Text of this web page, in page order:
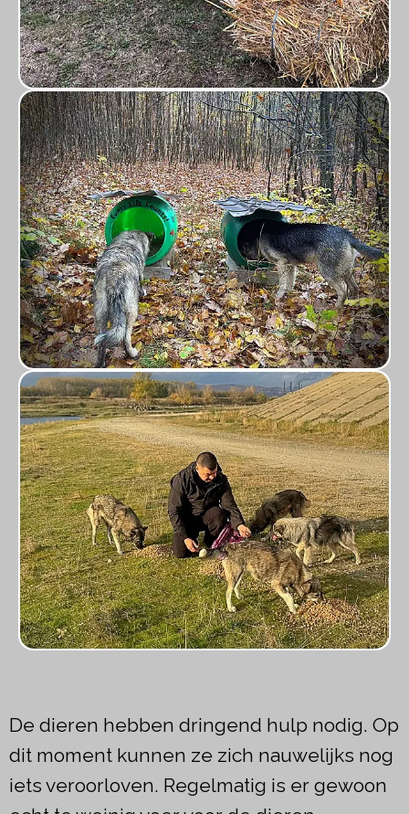
stidhting-dierennood-klein-project-137-14
De dieren hebben dringend hulp nodig. Op
dit moment kunnen ze zich nauwelijks nog
iets veroorloven. Regelmatig is er gewoon